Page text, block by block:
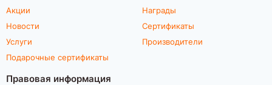
Акции
Новости
Услуги
Подарочные сертификаты
Награды
Сертификаты
Производители
Правовая информация